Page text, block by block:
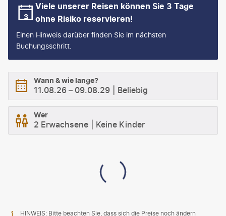
Viele unserer Reisen können Sie 3 Tage
ohne Risiko reservieren!
Einen Hinweis darüber finden Sie im nächsten
Buchungsschritt.
Wann & wie lange?
11.08.26 – 09.08.29 Beliebig
Wer
2 Erwachsene Keine Kinder
HINWEIS: Bitte beachten Sie, dass sich die Preise noch ändern